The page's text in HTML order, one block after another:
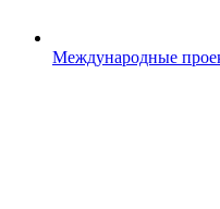
Международные